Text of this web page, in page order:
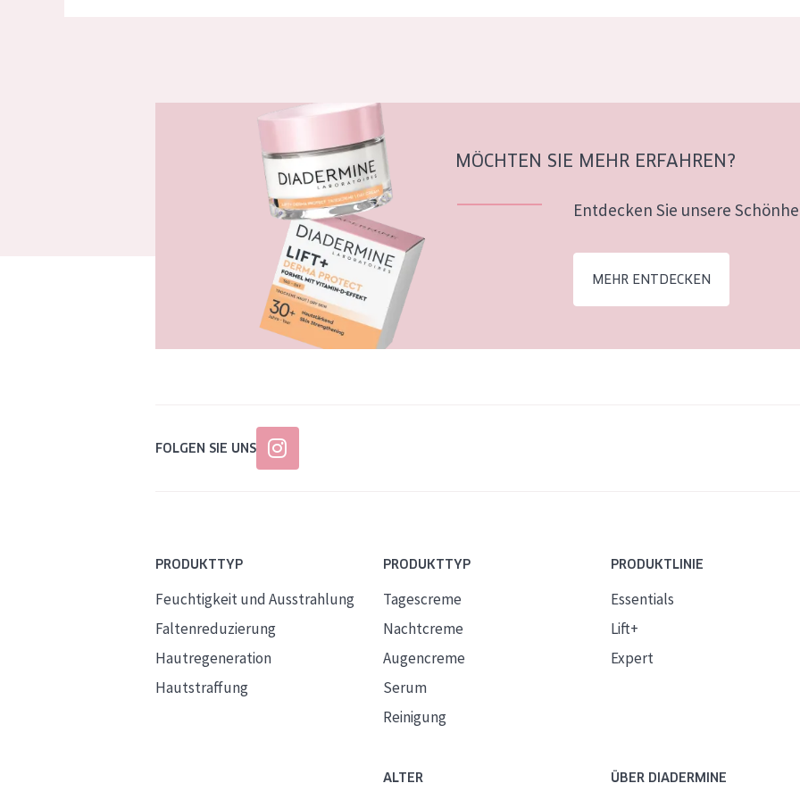
MÖCHTEN SIE MEHR ERFAHREN?
Entdecken Sie unsere
MEHR ENTDECKEN
FOLGEN SIE UNS
PRODUKTTYP
Feuchtigkeit und Ausstrahlung
Faltenreduzierung
Hautregeneration
Hautstraffung
PRODUKTTYP
Tagescreme
Nachtcreme
Augencreme
Serum
Reinigung
PRODUKTLINIE
Essentials
Lift+
Expert
ALTER ÜBER DIADERMINE